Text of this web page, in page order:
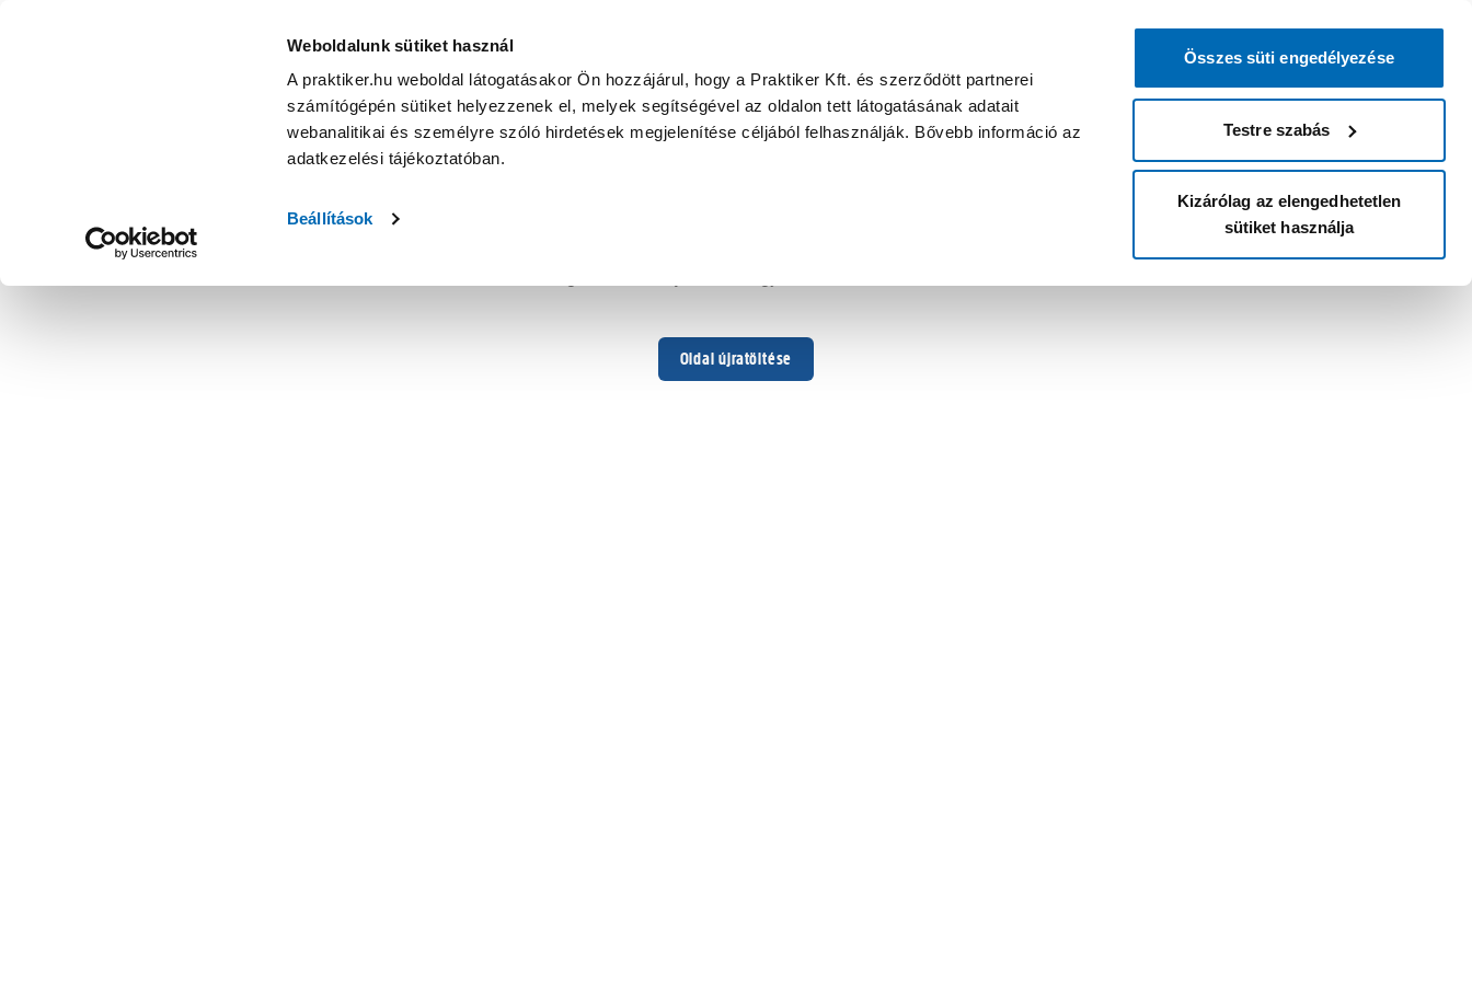
Weboldalunk sütiket használ
A praktiker.hu weboldal látogatásakor Ön hozzájárul, hogy a Praktiker Kft. és szerződött partnerei
számítógépén sütiket helyezzenek el, melyek segítségével az oldalon tett látogatásának adatait
webanalitikai és személyre szóló hirdetések megjelenítése céljából felhasználják. Bővebb információ az
adatkezelési tájékoztatóban.
Beállítások
Összes süti engedélyezése
Testre szabás
Kizárólag az elengedhetetlen
sütiket használja
Oldal újratöltése